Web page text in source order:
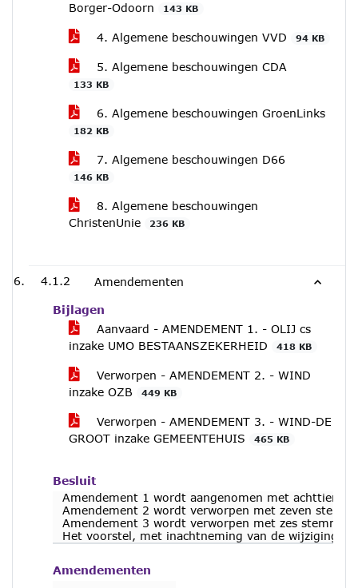
Borger-Odoorn
143 KB
4. Algemene beschouwingen VVD 94 KB
5. Algemene beschouwingen CDA
133 KB
6. Algemene beschouwingen GroenLinks
182 KB
7. Algemene beschouwingen D66
146 KB
8. Algemene beschouwingen
ChristenUnie
236 KB
4.1.2 Amendementen
Bijlagen
Aanvaard - AMENDEMENT 1. - OLIJ cs
inzake UMO BESTAANSZEKERHEID
418 KB
Verworpen - AMENDEMENT 2. - WIND
inzake OZB
449 KB
Verworpen - AMENDEMENT 3. - WIND-DE
GROOT inzake GEMEENTEHUIS
465 KB
Besluit
Amendement 1 wordt aangenomen met achttien
Amendement 2 wordt verworpen met zeven
Amendement 3 wordt verworpen met zes
Het voorstel, met inachtneming van de wijziging
Amendementen